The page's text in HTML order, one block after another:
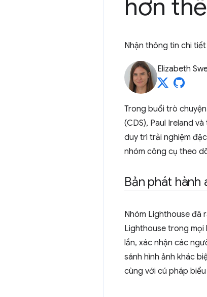
hơn
Nhận thông tin chi
Elizabeth
Trong buổi trò
(CDS), Paul Ireland
duy trì trải nghiệm
nhóm công cụ theo
Bản phát hành
Nhóm Lighthouse đã
Lighthouse trong mọi
lần, xác nhận các
sánh hình ảnh khác
cùng với cú pháp